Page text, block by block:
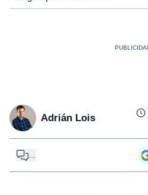
Adrián Lois
...